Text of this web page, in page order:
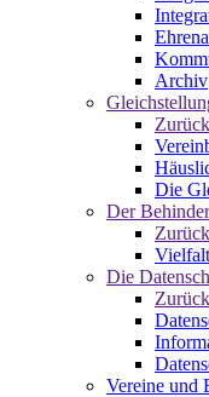
Archiv
Die
Der
Die
Vereine und